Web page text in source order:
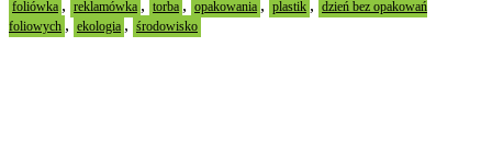
foliówka , reklamówka , torba , opakowania , plastik , dzień bez opakowań
foliowych , ekologia , środowisko